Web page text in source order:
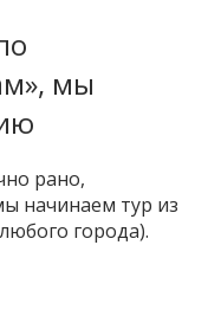
мы
рано,
начинаем тур из
города).